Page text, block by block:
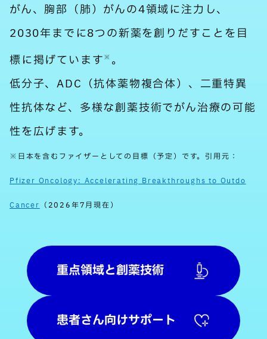
がん、胸部（肺）がんの4領域に注力し、
2030年までに8つの新薬を創りだすことを目
標に掲げています※ 。
低分子、ADC（抗体薬物複合体）、二重特異
性抗体など、多様な創薬技術でがん治療の可能
性を広げます。
※日本を含むファイザーとしての目標（予定）です。引用元：
Pfizer Oncology: Accelerating Breakthroughs to Outdo
Cancer （2026年7月現在）
重点領域と創薬技術
患者さん向けサポート